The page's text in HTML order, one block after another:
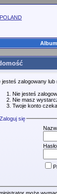
jesteś zalogowany
Nie jesteś
Nie masz
Twoje konto
Zaloguj się